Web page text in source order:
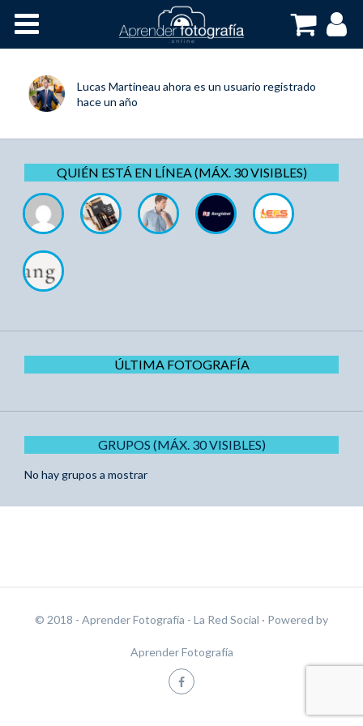
Cursos OnLine
Lucas Martineau ahora es un usuario registrado
hace un año
QUIÉN ESTÁ EN LÍNEA (MÁX. 30 VISIBLES)
ÚLTIMA FOTOGRAFÍA
GRUPOS (MÁX. 30 VISIBLES)
No hay grupos a mostrar
© 2018 - Aprender Fotografía - La Red Social · Powered by
Aprender Fotografía